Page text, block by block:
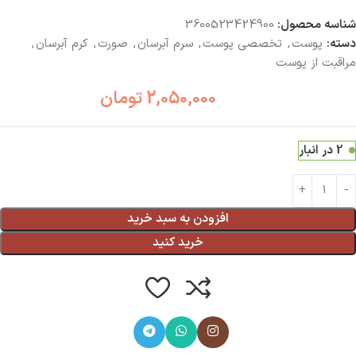
شناسه محصول: 3600523424900
دسته: پوست, تخصصی پوست, سرم آبرسان, صورت, کرم آبرسان,
مراقبت از پوست
2,050,000تومان
2 در انبار
افزودن به سبد خرید
خرید کنید